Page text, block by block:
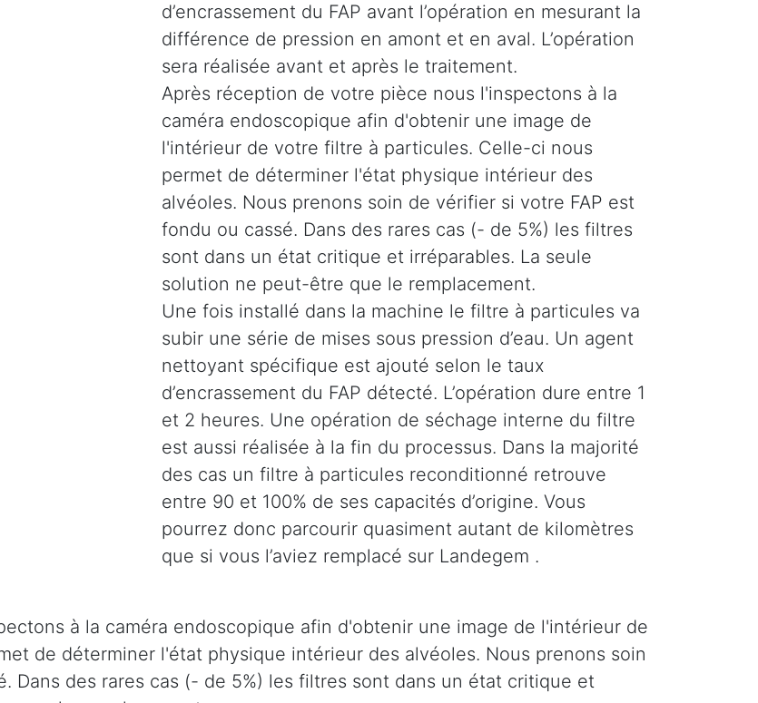
d’encrassement du FAP avant l’opération en mesurant la
différence de pression en amont et en aval. L’opération
sera réalisée avant et après le traitement.
Après réception de votre pièce nous l'inspectons à la
caméra endoscopique afin d'obtenir une image de
l'intérieur de votre filtre à particules. Celle-ci nous
permet de déterminer l'état physique intérieur des
alvéoles. Nous prenons soin de vérifier si votre FAP est
fondu ou cassé. Dans des rares cas (- de 5%) les filtres
sont dans un état critique et irréparables. La seule
solution ne peut-être que le remplacement.
Une fois installé dans la machine le filtre à particules va
subir une série de mises sous pression d’eau. Un agent
nettoyant spécifique est ajouté selon le taux
d’encrassement du FAP détecté. L’opération dure entre 1
et 2 heures. Une opération de séchage interne du filtre
est aussi réalisée à la fin du processus. Dans la majorité
des cas un filtre à particules reconditionné retrouve
entre 90 et 100% de ses capacités d’origine. Vous
pourrez donc parcourir quasiment autant de kilomètres
que si vous l’aviez remplacé sur Landegem .
à la caméra endoscopique afin d'obtenir une image de l'intérieur de
de déterminer l'état physique intérieur des alvéoles. Nous prenons soin
Dans des rares cas (- de 5%) les filtres sont dans un état critique et